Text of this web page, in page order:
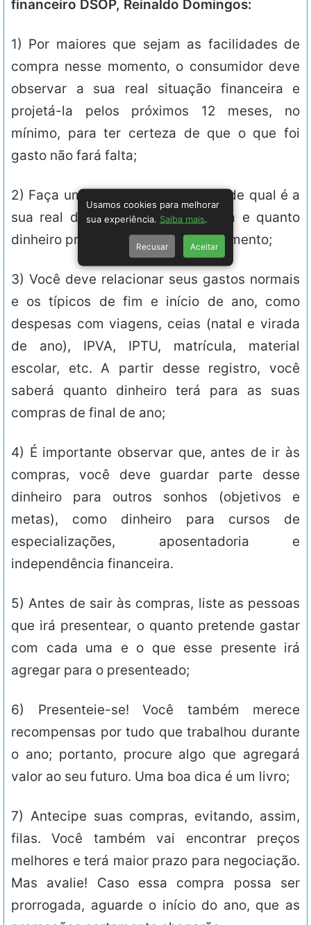
financeiro DSOP, Reinaldo Domingos:
1) Por maiores que sejam as facilidades de
compra nesse momento, o consumidor deve
observar a sua real situação financeira e
projetá-la pelos próximos 12 meses, no
mínimo, para ter certeza de que o que foi
gasto não fará falta;
2) Faça uma análise aprofundada de qual é a
sua real disponibilidade financeira e quanto
dinheiro pretende gastar nesse momento;
3) Você deve relacionar seus gastos normais
e os típicos de fim e início de ano, como
despesas com viagens, ceias (natal e virada
de ano), IPVA, IPTU, matrícula, material
escolar, etc. A partir desse registro, você
saberá quanto dinheiro terá para as suas
compras de final de ano;
4) É importante observar que, antes de ir às
compras, você deve guardar parte desse
dinheiro para outros sonhos (objetivos e
metas), como dinheiro para cursos de
especializações, aposentadoria e
independência financeira.
5) Antes de sair às compras, liste as pessoas
que irá presentear, o quanto pretende gastar
com cada uma e o que esse presente irá
agregar para o presenteado;
6) Presenteie-se! Você também merece
recompensas por tudo que trabalhou durante
o ano; portanto, procure algo que agregará
valor ao seu futuro. Uma boa dica é um livro;
7) Antecipe suas compras, evitando, assim,
filas. Você também vai encontrar preços
melhores e terá maior prazo para negociação.
Mas avalie! Caso essa compra possa ser
prorrogada, aguarde o início do ano, que as
Usamos cookies para melhorar
sua experiência. Saiba mais
Recusar Aceitar